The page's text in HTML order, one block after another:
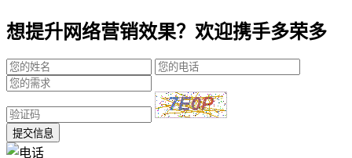
想提升网络营销效果？欢迎携手多荣多
提交信息